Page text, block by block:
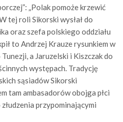
„Polak pomoże krzewić
tej roli Sikorski wysłał do
oraz szefa polskiego oddziału
to Andrzej Krauze rysunkiem w
a Jaruzelski i Kiszczak do
występach. Tradycję
sąsiadów Sikorski
tam ambasadorów obojga płci
przypominającymi